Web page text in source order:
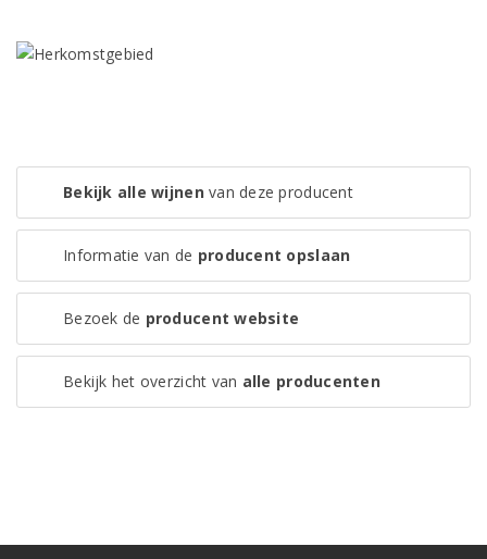
Bekijk alle wijnenvan deze producent
Informatie van de producent opslaan
Bezoek de producent website
Bekijk het overzicht van alle producenten